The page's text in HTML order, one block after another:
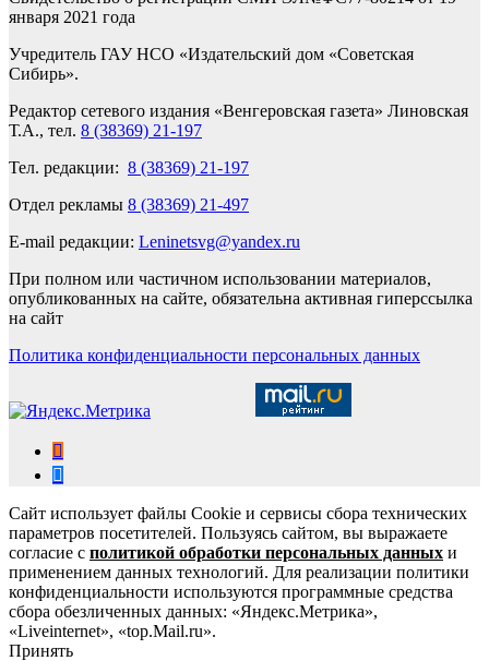
января 2021 года
Учредитель ГАУ НСО «Издательский дом «Советская
Сибирь».
Редактор сетевого издания «Венгеровская газета» Линовская
Т.А., тел. 8 (38369) 21-197
Тел. редакции: 8 (38369) 21-197
Отдел рекламы 8 (38369) 21-497
E-mail редакции: Leninetsvg@yandex.ru
При полном или частичном использовании материалов,
опубликованных на сайте, обязательна активная гиперссылка
на сайт
Политика конфиденциальности персональных данных
Сайт использует файлы Cookie и сервисы сбора технических
параметров посетителей. Пользуясь сайтом, вы выражаете
согласие с политикой обработки персональных данных и
применением данных технологий. Для реализации политики
конфиденциальности используются программные средства
сбора обезличенных данных: «Яндекс.Метрика»,
«Liveinternet», «top.Mail.ru».
Принять